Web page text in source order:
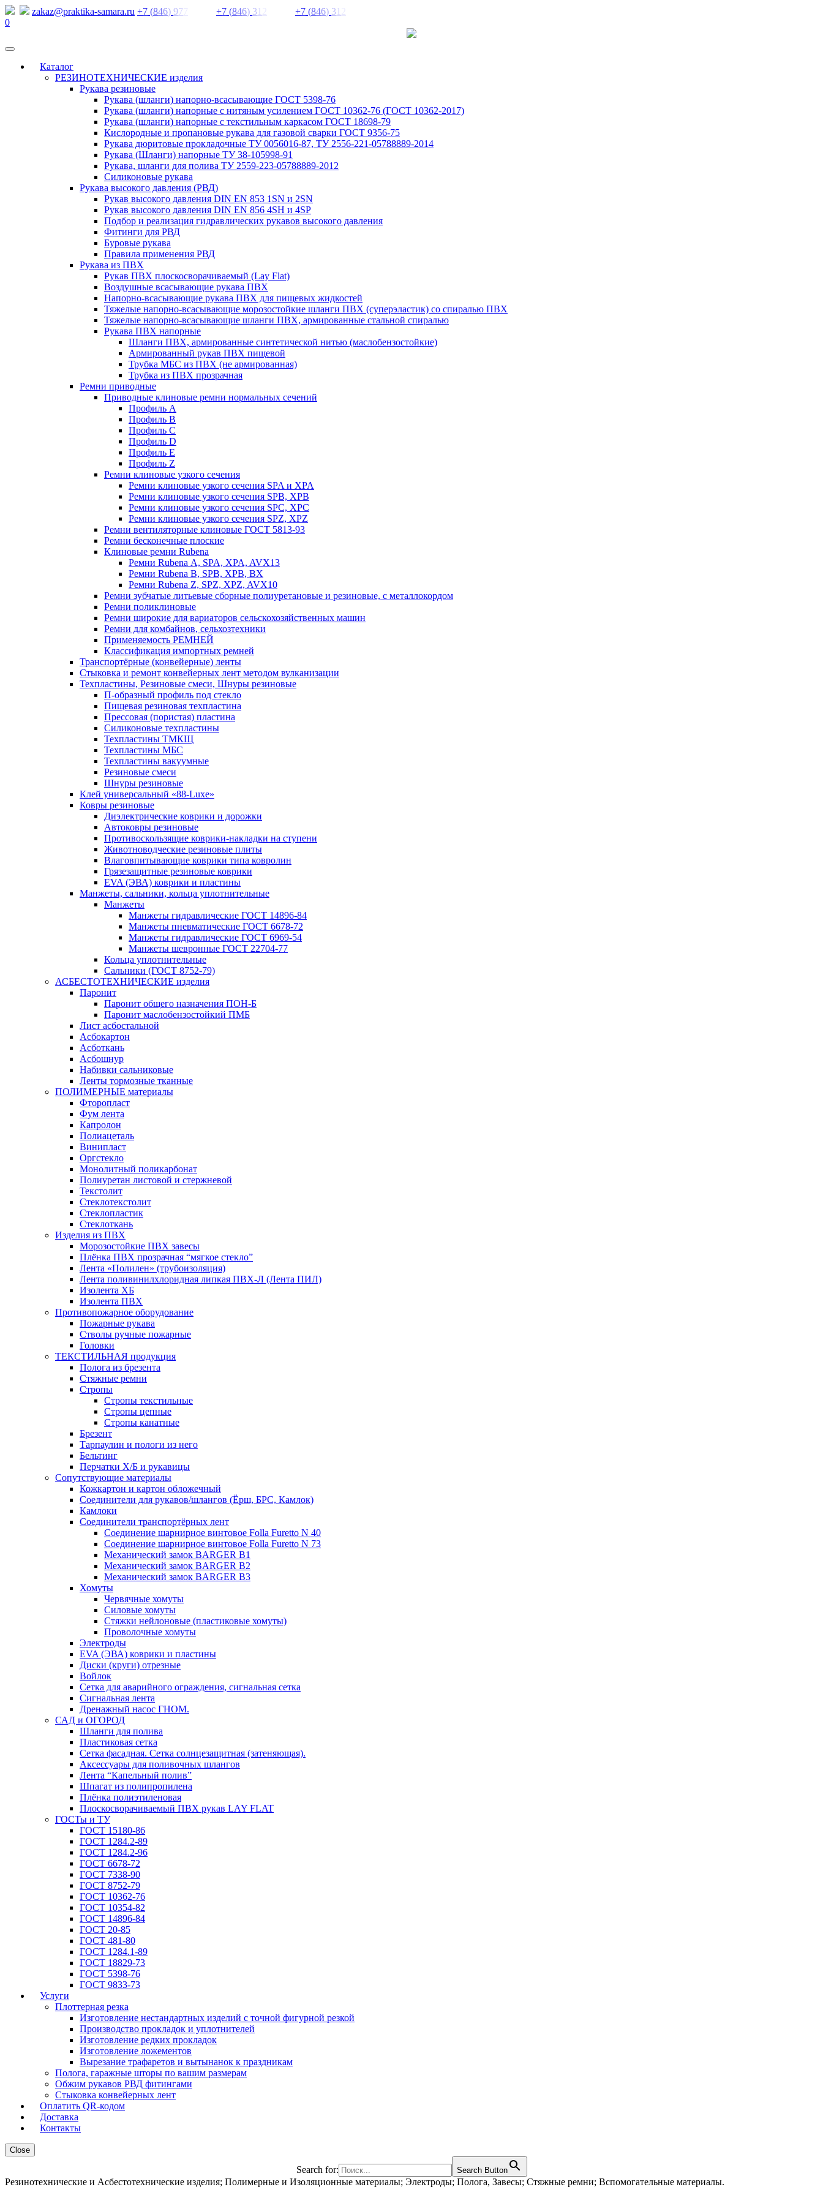
zakaz@praktika-samara.ru +7 (846) 977 +7 (846) 31 +7 (846) 31
0
Каталог
РЕЗИНОТЕХНИЧЕСКИЕ изделия
Рукава резиновые
Рукава (шланги) напорно-всасывающие ГОСТ 5398-76
Рукава (шланги) напорные с нитяным усилением ГОСТ 10362-76 (ГОСТ 10362-2017)
Рукава (шланги) напорные с текстильным каркасом ГОСТ 18698-79
Кислородные и пропановые рукава для газовой сварки ГОСТ 9356-75
Рукава дюритовые прокладочные ТУ 0056016-87, ТУ 2556-221-05788889-2014
Рукава (Шланги) напорные ТУ 38-105998-91
Рукава, шланги для полива ТУ 2559-223-05788889-2012
Силиконовые рукава
Рукава высокого давления (РВД)
Рукав высокого давления DIN EN 853 1SN и 2SN
Рукав высокого давления DIN EN 856 4SH и 4SP
Подбор и реализация гидравлических рукавов высокого давления
Фитинги для РВД
Буровые рукава
Правила применения РВД
Рукава из ПВХ
Рукав ПВХ плоскосворачиваемый (Lay Flat)
Воздушные всасывающие рукава ПВХ
Напорно-всасывающие рукава ПВХ для пищевых жидкостей
Тяжелые напорно-всасывающие морозостойкие шланги ПВХ (суперэластик) со спиралью ПВХ
Тяжелые напорно-всасывающие шланги ПВХ, армированные стальной спиралью
Рукава ПВХ напорные
Шланги ПВХ, армированные синтетической нитью (маслобензостойкие)
Армированный рукав ПВХ пищевой
Трубка МБС из ПВХ (не армированная)
Трубка из ПВХ прозрачная
Ремни приводные
Приводные клиновые ремни нормальных сечений
Профиль A
Профиль B
Профиль C
Профиль D
Профиль E
Профиль Z
Ремни клиновые узкого сечения
Ремни клиновые узкого сечения SPA и XPA
Ремни клиновые узкого сечения SPB, XPB
Ремни клиновые узкого сечения SPC, XPC
Ремни клиновые узкого сечения SPZ, XPZ
Ремни вентиляторные клиновые ГОСТ 5813-93
Ремни бесконечные плоские
Клиновые ремни Rubena
Ремни Rubena А, SPA, XPA, AVX13
Ремни Rubena В, SPВ, ХPВ, ВХ
Ремни Rubena Z, SPZ, XPZ, AVX10
Ремни зубчатые литьевые сборные полиуретановые и резиновые, с металлокордом
Ремни поликлиновые
Ремни широкие для вариаторов сельскохозяйственных машин
Ремни для комбайнов, сельхозтехники
Применяемость РЕМНЕЙ
Классификация импортных ремней
Транспортёрные (конвейерные) ленты
Стыковка и ремонт конвейерных лент методом вулканизации
Техпластины, Резиновые смеси, Шнуры резиновые
П-образный профиль под стекло
Пищевая резиновая техпластина
Прессовая (пористая) пластина
Силиконовые техпластины
Техпластины ТМКЩ
Техпластины МБС
Техпластины вакуумные
Резиновые смеси
Шнуры резиновые
Клей универсальный «88-Luxe»
Ковры резиновые
Диэлектрические коврики и дорожки
Автоковры резиновые
Противоскользящие коврики-накладки на ступени
Животноводческие резиновые плиты
Влаговпитывающие коврики типа ковролин
Грязезащитные резиновые коврики
EVA (ЭВА) коврики и пластины
Манжеты, сальники, кольца уплотнительные
Манжеты
Манжеты гидравлические ГОСТ 14896-84
Манжеты пневматические ГОСТ 6678-72
Манжеты гидравлические ГОСТ 6969-54
Манжеты шевронные ГОСТ 22704-77
Кольца уплотнительные
Сальники (ГОСТ 8752-79)
АСБЕСТОТЕХНИЧЕСКИЕ изделия
Паронит
Паронит общего назначения ПОН-Б
Паронит маслобензостойкий ПМБ
Лист асбостальной
Асбокартон
Асботкань
Асбошнур
Набивки сальниковые
Ленты тормозные тканные
ПОЛИМЕРНЫЕ материалы
Фторопласт
Фум лента
Капролон
Полиацеталь
Винипласт
Оргстекло
Монолитный поликарбонат
Полиуретан листовой и стержневой
Текстолит
Стеклотекстолит
Стеклопластик
Стеклоткань
Изделия из ПВХ
Морозостойкие ПВХ завесы
Плёнка ПВХ прозрачная “мягкое стекло”
Лента «Полилен» (трубоизоляция)
Лента поливинилхлоридная липкая ПВХ-Л (Лента ПИЛ)
Изолента ХБ
Изолента ПВХ
Противопожарное оборудование
Пожарные рукава
Стволы ручные пожарные
Головки
ТЕКСТИЛЬНАЯ продукция
Полога из брезента
Стяжные ремни
Стропы
Стропы текстильные
Стропы цепные
Стропы канатные
Брезент
Тарпаулин и пологи из него
Бельтинг
Перчатки Х/Б и рукавицы
Сопутствующие материалы
Кожкартон и картон обложечный
Соединители для рукавов/шлангов (Ёрш, БРС, Камлок)
Камлоки
Соединители транспортёрных лент
Соединение шарнирное винтовое Folla Furetto N 40
Соединение шарнирное винтовое Folla Furetto N 73
Механический замок BARGER B1
Механический замок BARGER B2
Механический замок BARGER B3
Хомуты
Червячные хомуты
Силовые хомуты
Стяжки нейлоновые (пластиковые хомуты)
Проволочные хомуты
Электроды
EVA (ЭВА) коврики и пластины
Диски (круги) отрезные
Войлок
Сетка для аварийного ограждения, сигнальная сетка
Сигнальная лента
Дренажный насос ГНОМ.
САД и ОГОРОД
Шланги для полива
Пластиковая сетка
Сетка фасадная. Сетка солнцезащитная (затеняющая).
Аксессуары для поливочных шлангов
Лента “Капельный полив”
Шпагат из полипропилена
Плёнка полиэтиленовая
Плоскосворачиваемый ПВХ рукав LAY FLAT
ГОСТы и ТУ
ГОСТ 15180-86
ГОСТ 1284.2-89
ГОСТ 1284.2-96
ГОСТ 6678-72
ГОСТ 7338-90
ГОСТ 8752-79
ГОСТ 10362-76
ГОСТ 10354-82
ГОСТ 14896-84
ГОСТ 20-85
ГОСТ 481-80
ГОСТ 1284.1-89
ГОСТ 18829-73
ГОСТ 5398-76
ГОСТ 9833-73
Услуги
Плоттерная резка
Изготовление нестандартных изделий с точной фигурной резкой
Производство прокладок и уплотнителей
Изготовление редких прокладок
Изготовление ложементов
Вырезание трафаретов и вытынанок к праздникам
Полога, гаражные шторы по вашим размерам
Обжим рукавов РВД фитингами
Стыковка конвейерных лент
Оплатить QR-кодом
Доставка
Контакты
Close
Search for: Search Button
Резинотехнические и Асбестотехнические изделия; Полимерные и Изоляционные материалы; Электроды; Полога, Завесы; Стяжные ремни; Вспомогательные материалы.